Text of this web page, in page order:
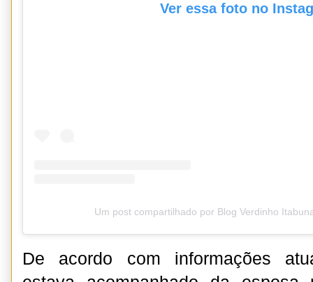
Ver essa foto no
Um post compartilhado por Blog Verdinho
De acordo com informações